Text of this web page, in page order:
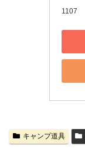
1107
キャンプ道具